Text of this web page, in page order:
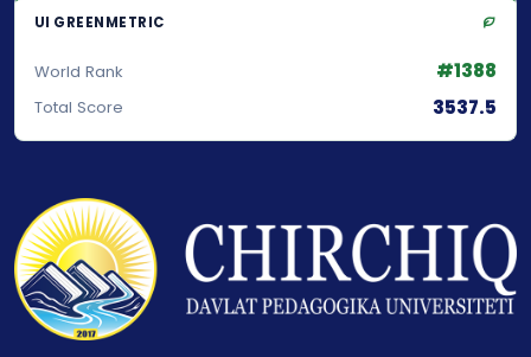
UI GREENMETRIC
World Rank #1388
Total Score 3537.5